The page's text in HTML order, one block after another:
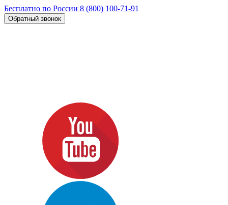
Бесплатно по России 8 (800) 100-71-91
Обратный звонок